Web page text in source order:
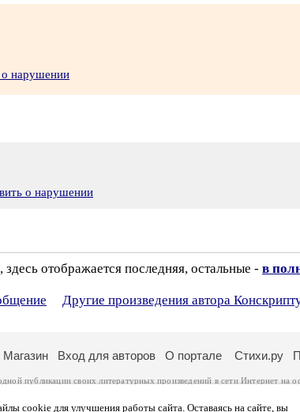
о нарушении
о нарушении
, здесь отображается последняя, остальные - в
Другие произведения автора
cookie для улучшения работы сайта. Оставаясь на сайте, вы
Магазин Вход для авторов О портале Стихи.ру
публикации своих литературных произведений в сети Интернет на
. Перепечатка произведений возможна только с согласия его
самостоятельно на основании